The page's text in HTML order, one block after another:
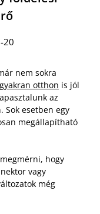
20
nem sokra
otthon is jól
az
Sok esetben egy
megállapítható
hogy
vagy
még